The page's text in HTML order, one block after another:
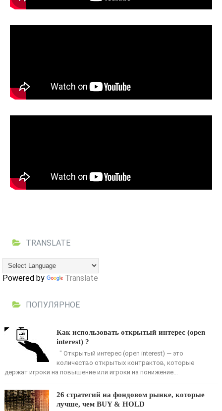
TRANSLATE
Powered by Translate
ПОПУЛЯРНОЕ
Как использовать открытый интерес (open
interest) ?
" Открытый интерес (open interest) — это
количество открытых контрактов, кото­рые
держат игроки на повышение или игроки на понижение...
26 стратегий на фондовом рынке, которые
лучше, чем BUY & HOLD